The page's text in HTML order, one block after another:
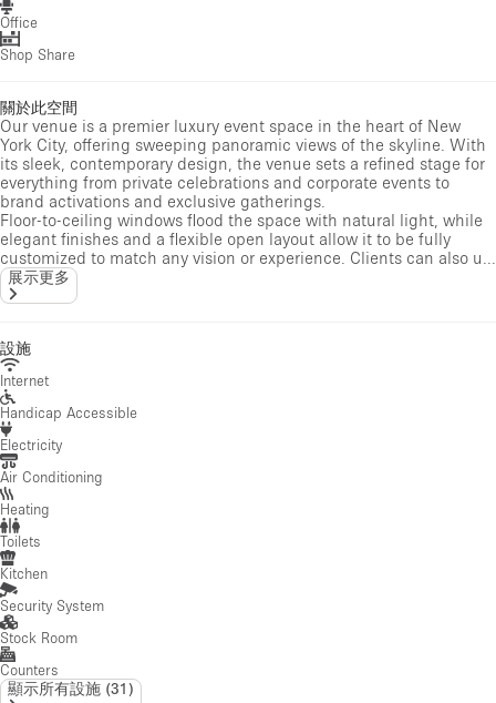
Office
Shop Share
關於此空間
Our venue is a premier luxury event space in the heart of New
York City, offering sweeping panoramic views of the skyline. With
its sleek, contemporary design, the venue sets a refined stage for
everything from private celebrations and corporate events to
brand activations and exclusive gatherings.
Floor-to-ceiling windows flood the space with natural light, while
elegant finishes and a flexible open layout allow it to be fully
customized to match any vision or experience. Clients can also u...
展示更多
設施
Internet
Handicap Accessible
Electricity
Air Conditioning
Heating
Toilets
Kitchen
Security System
Stock Room
Counters
顯示所有設施 (31)